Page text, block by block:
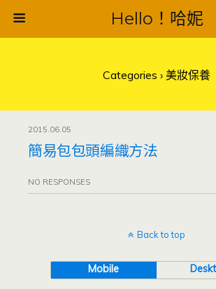
Hello！哈妮
Categories › 美妝保養
2015.06.05
簡易包包頭編織方法
NO RESPONSES
Back to top
Mobile